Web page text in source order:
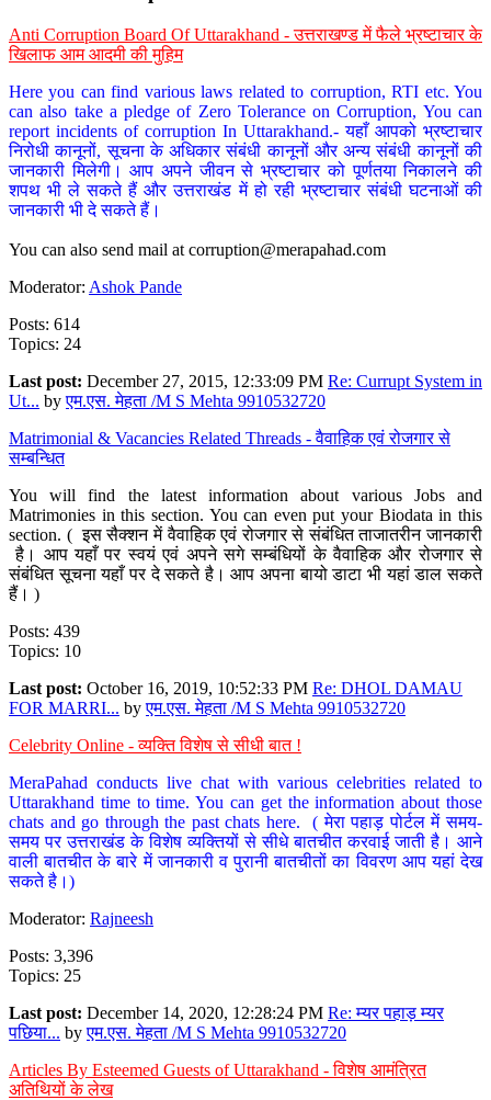
Anti Corruption Board Of Uttarakhand - उत्तराखण्ड में फैले भ्रष्टाचार के
खिलाफ आम आदमी की मुहिम
Here you can find various laws related to corruption, RTI etc. You
can also take a pledge of Zero Tolerance on Corruption, You can
report incidents of corruption In Uttarakhand.- यहाँ आपको भ्रष्टाचार
निरोधी कानूनों, सूचना के अधिकार संबंधी कानूनों और अन्य संबंधी कानूनों की
जानकारी मिलेगी। आप अपने जीवन से भ्रष्टाचार को पूर्णतया निकालने की
शपथ भी ले सकते हैं और उत्तराखंड में हो रही भ्रष्टाचार संबंधी घटनाओं की
जानकारी भी दे सकते हैं।
You can also send mail at corruption@merapahad.com
Moderator: Ashok Pande
Posts: 614
Topics: 24
Last post: December 27, 2015, 12:33:09 PM Re: Currupt System in
Ut... byएम.एस. मेहता /M S Mehta 9910532720
Matrimonial & Vacancies Related Threads - वैवाहिक एवं रोजगार से
सम्बन्धित
You will find the latest information about various Jobs and
Matrimonies in this section. You can even put your Biodata in this
section. ( इस सैक्शन में वैवाहिक एवं रोजगार से संबंधित ताजातरीन जानकारी
है। आप यहाँ पर स्वयं एवं अपने सगे सम्बंधियों के वैवाहिक और रोजगार से
संबंधित सूचना यहाँ पर दे सकते है। आप अपना बायो डाटा भी यहां डाल सकते
हैं। )
Posts: 439
Topics: 10
Last post: October 16, 2019, 10:52:33 PM Re: DHOL DAMAU
FOR MARRI... byएम.एस. मेहता /M S Mehta 9910532720
Celebrity Online - व्यक्ति विशेष से सीधी बात !
MeraPahad conducts live chat with various celebrities related to
Uttarakhand time to time. You can get the information about those
chats and go through the past chats here. ( मेरा पहाड़ पोर्टल में समय-
समय पर उत्तराखंड के विशेष व्यक्तियों से सीधे बातचीत करवाई जाती है। आने
वाली बातचीत के बारे में जानकारी व पुरानी बातचीतों का विवरण आप यहां देख
सकते है।)
Moderator: Rajneesh
Posts: 3,396
Topics: 25
Last post: December 14, 2020, 12:28:24 PM Re: म्यर पहाड़ म्यर
पछिया... byएम.एस. मेहता /M S Mehta 9910532720
Articles By Esteemed Guests of Uttarakhand - विशेष आमंत्रित
अतिथियों के लेख